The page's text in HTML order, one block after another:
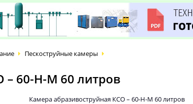
Пескоструйные камеры
– 60-Н-М 60 литров
Камера абразивоструйная КСО – 60-Н-М 60 литров